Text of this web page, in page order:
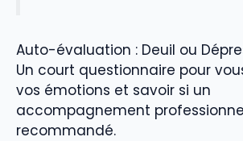
Auto-évaluation : Deuil ou
Un court questionnaire pour
vos émotions et savoir si un
accompagnement
recommandé.